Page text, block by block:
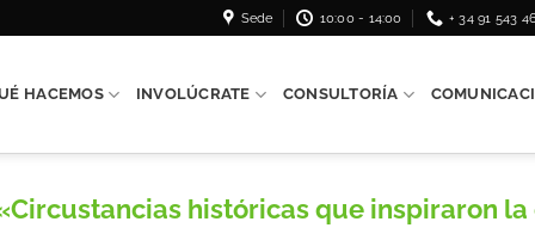
Sede 10:00 - 14:00 + 34 91 543
HACEMOS INVOLÚCRATE CONSULTORÍA
«Circustancias históricas que inspiraron